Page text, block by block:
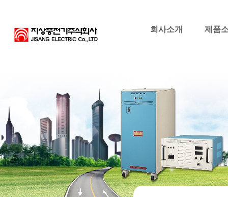
회사소개 제품